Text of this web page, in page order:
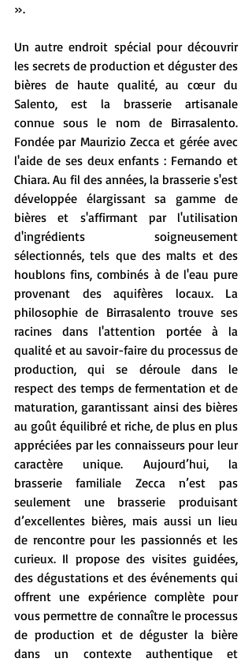
».
Un autre endroit spécial pour découvrir
les secrets de production et déguster des
bières de haute qualité, au cœur du
Salento, est la brasserie artisanale
connue sous le nom de Birrasalento.
Fondée par Maurizio Zecca et gérée avec
l'aide de ses deux enfants : Fernando et
Chiara. Au fil des années, la brasserie s'est
développée élargissant sa gamme de
bières et s'affirmant par l'utilisation
d'ingrédients soigneusement
sélectionnés, tels que des malts et des
houblons fins, combinés à de l'eau pure
provenant des aquifères locaux. La
philosophie de Birrasalento trouve ses
racines dans l'attention portée à la
qualité et au savoir-faire du processus de
production, qui se déroule dans le
respect des temps de fermentation et de
maturation, garantissant ainsi des bières
au goût équilibré et riche, de plus en plus
appréciées par les connaisseurs pour leur
caractère unique. Aujourd’hui, la
brasserie familiale Zecca n’est pas
seulement une brasserie produisant
d’excellentes bières, mais aussi un lieu
de rencontre pour les passionnés et les
curieux. Il propose des visites guidées,
des dégustations et des événements qui
offrent une expérience complète pour
vous permettre de connaître le processus
de production et de déguster la bière
dans un contexte authentique et